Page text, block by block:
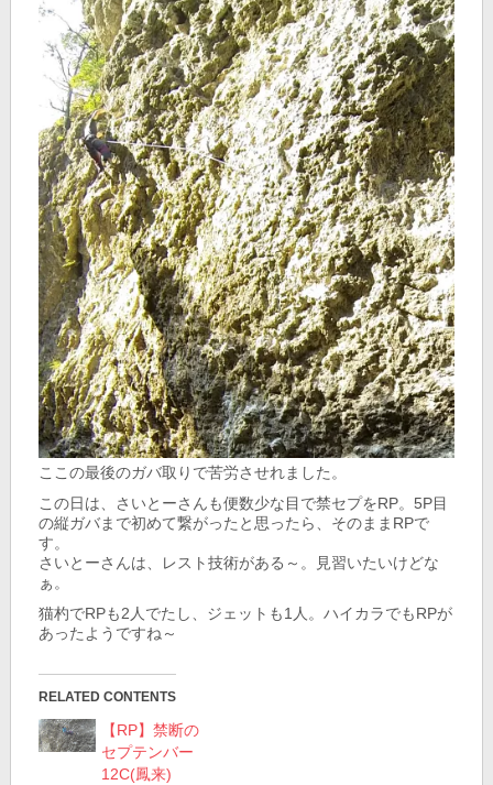
ここの最後のガバ取りで苦労させれました。
この日は、さいとーさんも便数少な目で禁セプをRP。5P目
の縦ガバまで初めて繋がったと思ったら、そのままRPで
す。
さいとーさんは、レスト技術がある～。見習いたいけどな
ぁ。
猫杓でRPも2人でたし、ジェットも1人。ハイカラでもRPが
あったようですね～
RELATED CONTENTS
【RP】禁断の
セプテンバー
12C(鳳来)